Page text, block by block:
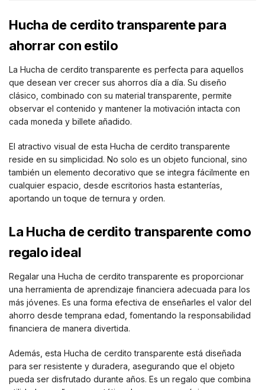
Hucha de cerdito transparente para
ahorrar con estilo
La Hucha de cerdito transparente es perfecta para aquellos
que desean ver crecer sus ahorros día a día. Su diseño
clásico, combinado con su material transparente, permite
observar el contenido y mantener la motivación intacta con
cada moneda y billete añadido.
El atractivo visual de esta Hucha de cerdito transparente
reside en su simplicidad. No solo es un objeto funcional, sino
también un elemento decorativo que se integra fácilmente en
cualquier espacio, desde escritorios hasta estanterías,
aportando un toque de ternura y orden.
La Hucha de cerdito transparente como
regalo ideal
Regalar una Hucha de cerdito transparente es proporcionar
una herramienta de aprendizaje financiera adecuada para los
más jóvenes. Es una forma efectiva de enseñarles el valor del
ahorro desde temprana edad, fomentando la responsabilidad
financiera de manera divertida.
Además, esta Hucha de cerdito transparente está diseñada
para ser resistente y duradera, asegurando que el objeto
pueda ser disfrutado durante años. Es un regalo que combina